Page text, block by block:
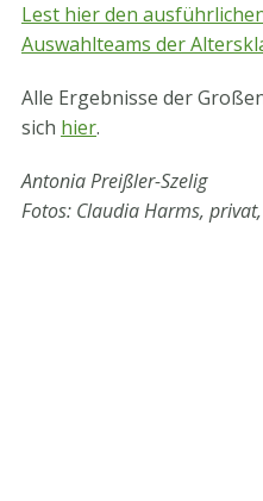
Lest hier den
Auswahlteams der
Alle Ergebnisse der
sich hier.
Antonia Preißler-Szelig
Fotos: Claudia Harms,